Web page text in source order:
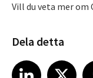
Vill du veta mer om
Dela detta
Share article on LinkedIn
LinkedIn
Share article on X